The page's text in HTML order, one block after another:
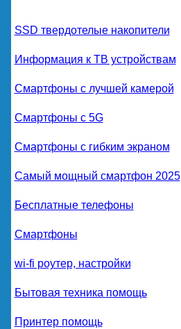
SSD твердотелые накопители
Информация к ТВ устройствам
Смартфоны с лучшей камерой
Смартфоны с 5G
Смартфоны с гибким экраном
Самый мощный смартфон 2025
Бесплатные телефоны
Смартфоны
wi-fi роутер, настройки
Бытовая техника помощь
Принтер помощь